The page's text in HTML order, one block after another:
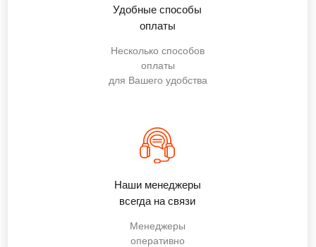
Удобные способы
оплаты
Наши менеджеры
всегда на связи
Несколько способов
оплаты
для Вашего удобства
Менеджеры
оперативно